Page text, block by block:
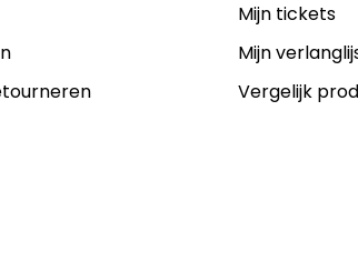
Mijn tickets
Mijn
Vergelijk